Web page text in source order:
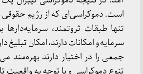
است. دموکراسی‌ای که از رژیم حقوقی
تنها طبقات ثروتمند، سرمایه‌دارها
سرمایه و امکانات دارند، امکان تبلیغ
جمعی را در اختیار دارند بهره‌مند